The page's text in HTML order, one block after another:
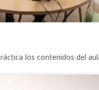
los contenidos del